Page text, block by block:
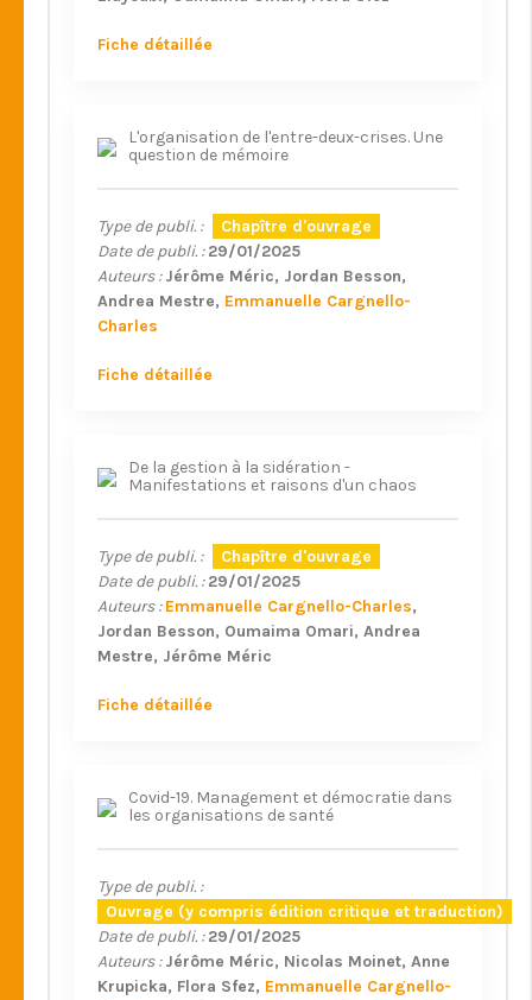
Fiche détaillée
L'organisation de l'entre-deux-crises. Une
question de mémoire
Type de publi. :
Chapître d'ouvrage
Date de publi. : 29/01/2025
Auteurs : Jérôme Méric Jordan Besson
Andrea Mestre Emmanuelle Cargnello-
Charles
Fiche détaillée
De la gestion à la sidération -
Manifestations et raisons d'un chaos
Type de publi. :
Chapître d'ouvrage
Date de publi. : 29/01/2025
Auteurs : Emmanuelle Cargnello-Charles
Jordan Besson Oumaima Omari Andrea
Mestre Jérôme Méric
Fiche détaillée
Covid-19. Management et démocratie dans
les organisations de santé
Type de publi. :
Ouvrage (y compris édition critique et traduction)
Date de publi. : 29/01/2025
Auteurs : Jérôme Méric Nicolas Moinet Anne
Krupicka Flora Sfez Emmanuelle Cargnello-